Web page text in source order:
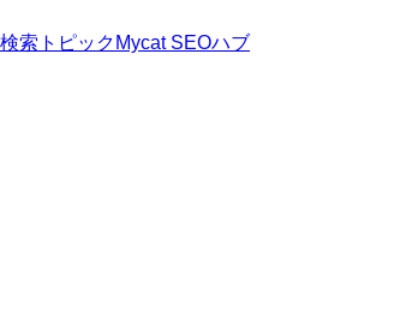
検索トピック Mycat SEOハブ